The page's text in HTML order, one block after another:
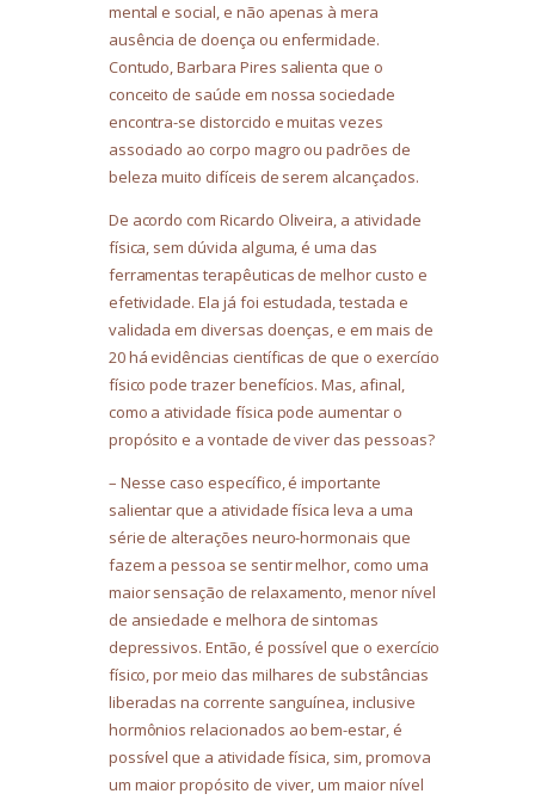
mental e social, e não apenas à mera
ausência de doença ou enfermidade.
Contudo, Barbara Pires salienta que o
conceito de saúde em nossa sociedade
encontra-se distorcido e muitas vezes
associado ao corpo magro ou padrões de
beleza muito difíceis de serem alcançados.
De acordo com Ricardo Oliveira, a atividade
física, sem dúvida alguma, é uma das
ferramentas terapêuticas de melhor custo e
efetividade. Ela já foi estudada, testada e
validada em diversas doenças, e em mais de
20 há evidências científicas de que o exercício
físico pode trazer benefícios. Mas, afinal,
como a atividade física pode aumentar o
propósito e a vontade de viver das pessoas?
– Nesse caso específico, é importante
salientar que a atividade física leva a uma
série de alterações neuro-hormonais que
fazem a pessoa se sentir melhor, como uma
maior sensação de relaxamento, menor nível
de ansiedade e melhora de sintomas
depressivos. Então, é possível que o exercício
físico, por meio das milhares de substâncias
liberadas na corrente sanguínea, inclusive
hormônios relacionados ao bem-estar, é
possível que a atividade física, sim, promova
um maior propósito de viver, um maior nível